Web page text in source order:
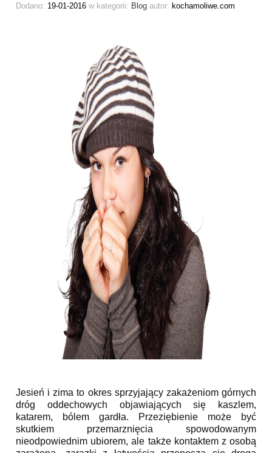
Dodano: 19-01-2016 w kategorii: Blog autor: kochamoliwe.com
Jesień i zima to okres sprzyjający zakażeniom górnych
dróg oddechowych objawiających się kaszlem,
katarem, bólem gardła. Przeziębienie może być
skutkiem przemarznięcia spowodowanym
nieodpowiednim ubiorem, ale także kontaktem z osobą